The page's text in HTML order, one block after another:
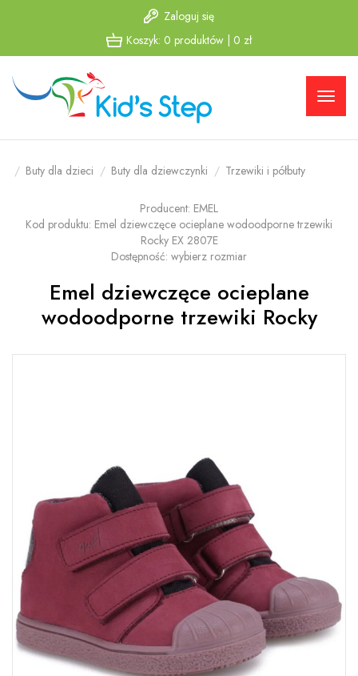
do menu
głównego
do
menu w
stopce
Zaloguj się
Koszyk: 0 produktów 0 zł
Buty dla dzieci Buty dla dziewczynki Trzewiki i półbuty
Producent: EMEL
Kod produktu: Emel dziewczęce ocieplane wodoodporne trzewiki
Rocky EX 2807E
Dostępność: wybierz rozmiar
Emel dziewczęce ocieplane
wodoodporne trzewiki Rocky